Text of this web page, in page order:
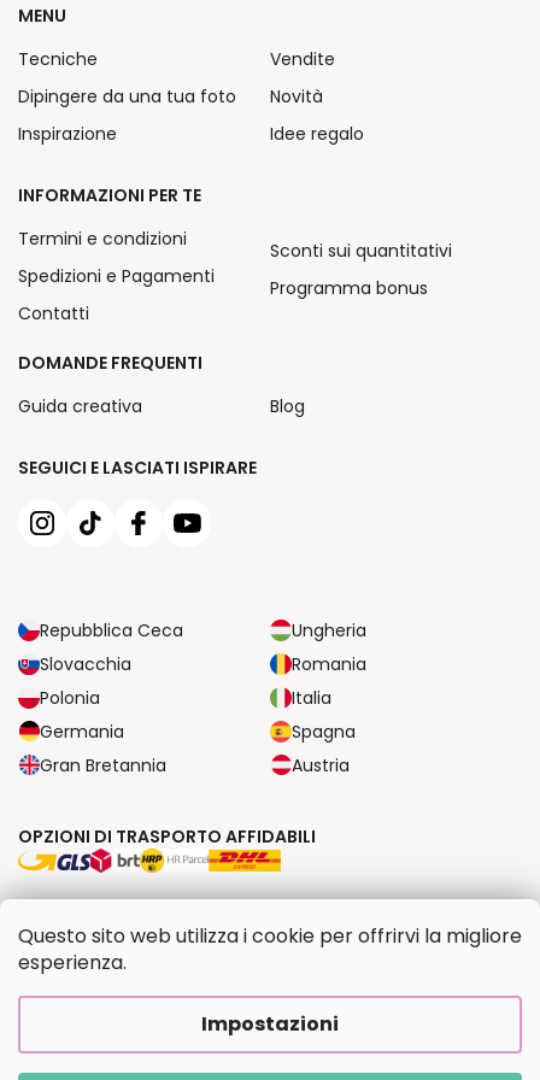
Questo sito web utilizza i cookie per offrirvi la migliore
esperienza.
Impostazioni
SEGUICI E LASCIATI ISPIRARE
Repubblica Ceca
Ungheria
Slovacchia
Romania
Polonia
Italia
Germania
Spagna
Gran Bretannia
Austria
MENU
Tecniche
Dipingere da una tua foto
Inspirazione
Vendite
Novità
Idee regalo
INFORMAZIONI PER TE
Termini e condizioni
Spedizioni e Pagamenti
Contatti
Sconti sui quantitativi
Programma bonus
DOMANDE FREQUENTI
Guida creativa
Blog
OPZIONI DI TRASPORTO AFFIDABILI
Creato da Shoptet Premium|UpraviloFV STUDIO
Copyright 2026Dipingilo.it. Tutti i diritti riservati.